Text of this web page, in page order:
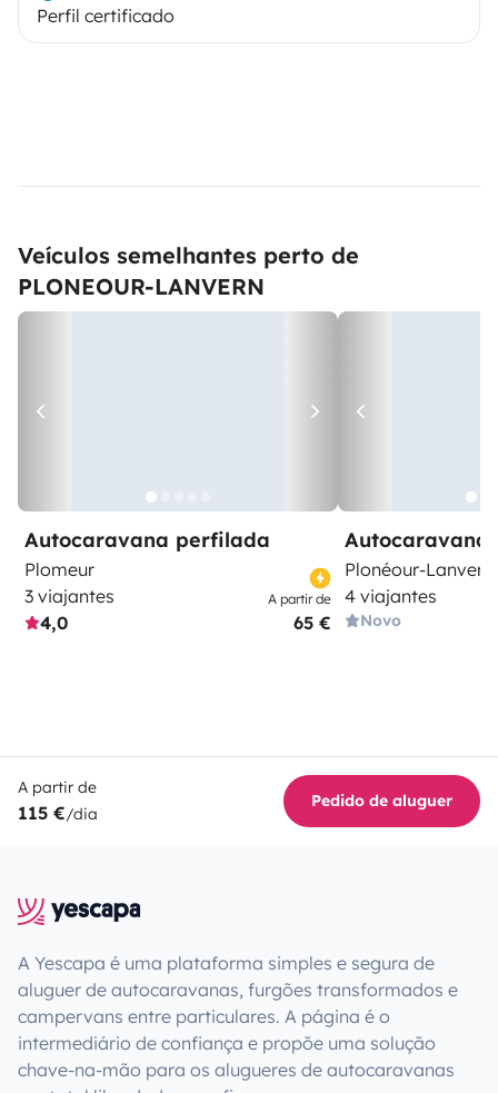
Perfil certificado
Veículos semelhantes perto de
PLONEOUR-LANVERN
Autocaravana perfilada
Plomeur
3 viajantes
4,0
A partir de
65 €
Plonéour-Lanvern
4 viajantes
Novo
A partir de
115 €/dia
Pedido de aluguer
A Yescapa é uma plataforma simples e segura de
aluguer de autocaravanas, furgões transformados e
campervans entre particulares. A página é o
intermediário de confiança e propõe uma solução
chave-na-mão para os alugueres de autocaravanas